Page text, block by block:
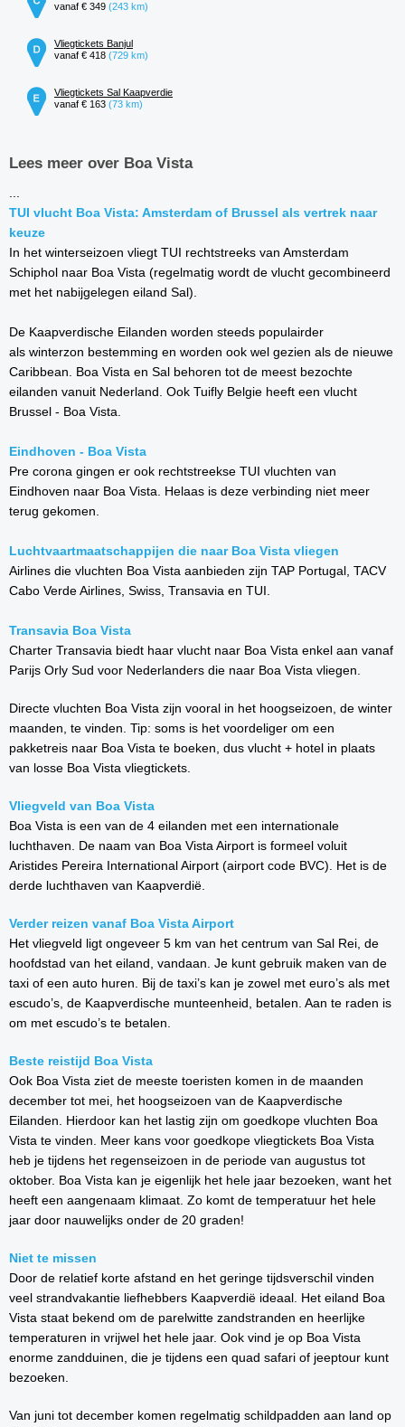
vanaf € 349 (243 km)
Vliegtickets Banjul
vanaf € 418 (729 km)
Vliegtickets Sal Kaapverdie
vanaf € 163 (73 km)
Lees meer over Boa Vista
...
TUI vlucht Boa Vista: Amsterdam of Brussel als vertrek naar
keuze
In het winterseizoen vliegt TUI rechtstreeks van Amsterdam
Schiphol naar Boa Vista (regelmatig wordt de vlucht gecombineerd
met het nabijgelegen eiland Sal).
De Kaapverdische Eilanden worden steeds populairder
als winterzon bestemming en worden ook wel gezien als de nieuwe
Caribbean. Boa Vista en Sal behoren tot de meest bezochte
eilanden vanuit Nederland. Ook Tuifly Belgie heeft een vlucht
Brussel - Boa Vista.
Eindhoven - Boa Vista
Pre corona gingen er ook rechtstreekse TUI vluchten van
Eindhoven naar Boa Vista. Helaas is deze verbinding niet meer
terug gekomen.
Luchtvaartmaatschappijen die naar Boa Vista vliegen
Airlines die vluchten Boa Vista aanbieden zijn TAP Portugal, TACV
Cabo Verde Airlines, Swiss, Transavia en TUI.
Transavia Boa Vista
Charter Transavia biedt haar vlucht naar Boa Vista enkel aan vanaf
Parijs Orly Sud voor Nederlanders die naar Boa Vista vliegen.
Directe vluchten Boa Vista zijn vooral in het hoogseizoen, de winter
maanden, te vinden. Tip: soms is het voordeliger om een
pakketreis naar Boa Vista te boeken, dus vlucht + hotel in plaats
van losse Boa Vista vliegtickets.
Vliegveld van Boa Vista
Boa Vista is een van de 4 eilanden met een internationale
luchthaven. De naam van Boa Vista Airport is formeel voluit
Aristides Pereira International Airport (airport code BVC). Het is de
derde luchthaven van Kaapverdië.
Verder reizen vanaf Boa Vista Airport
Het vliegveld ligt ongeveer 5 km van het centrum van Sal Rei, de
hoofdstad van het eiland, vandaan. Je kunt gebruik maken van de
taxi of een auto huren. Bij de taxi’s kan je zowel met euro’s als met
escudo’s, de Kaapverdische munteenheid, betalen. Aan te raden is
om met escudo’s te betalen.
Beste reistijd Boa Vista
Ook Boa Vista ziet de meeste toeristen komen in de maanden
december tot mei, het hoogseizoen van de Kaapverdische
Eilanden. Hierdoor kan het lastig zijn om goedkope vluchten Boa
Vista te vinden. Meer kans voor goedkope vliegtickets Boa Vista
heb je tijdens het regenseizoen in de periode van augustus tot
oktober. Boa Vista kan je eigenlijk het hele jaar bezoeken, want het
heeft een aangenaam klimaat. Zo komt de temperatuur het hele
jaar door nauwelijks onder de 20 graden!
Niet te missen
Door de relatief korte afstand en het geringe tijdsverschil vinden
veel strandvakantie liefhebbers Kaapverdië ideaal. Het eiland Boa
Vista staat bekend om de parelwitte zandstranden en heerlijke
temperaturen in vrijwel het hele jaar. Ook vind je op Boa Vista
enorme zandduinen, die je tijdens een quad safari of jeeptour kunt
bezoeken.
Van juni tot december komen regelmatig schildpadden aan land op